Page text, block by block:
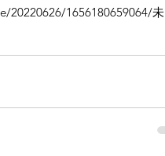
1656180659064/未